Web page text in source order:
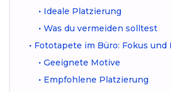
• Ideale Platzierung
• Was du vermeiden solltest
• Fototapete im Büro: Fokus
• Geeignete Motive
• Empfohlene Platzierung